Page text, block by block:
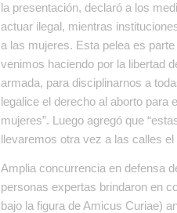
la presentación, declaró a los
actuar ilegal, mientras
a las mujeres. Esta pelea es
venimos haciendo por la libertad
armada, para disciplinarnos a
legalice el derecho al aborto para
mujeres”. Luego agregó que
llevaremos otra vez a las calles
Amplia concurrencia en defensa
personas expertas brindaron en
bajo la figura de Amicus Curiae)